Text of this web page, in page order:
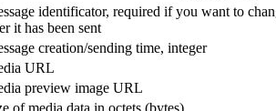
identificator, required if you want to
it has been sent
creation/sending time, integer
URL
preview image URL
of media data in octets (bytes)